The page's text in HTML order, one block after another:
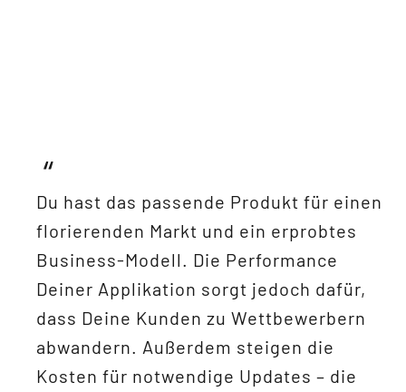
Du hast das passende Produkt für einen
florierenden Markt und ein erprobtes
Business-Modell. Die Performance
Deiner Applikation sorgt jedoch dafür,
dass Deine Kunden zu Wettbewerbern
abwandern. Außerdem steigen die
Kosten für notwendige Updates – die